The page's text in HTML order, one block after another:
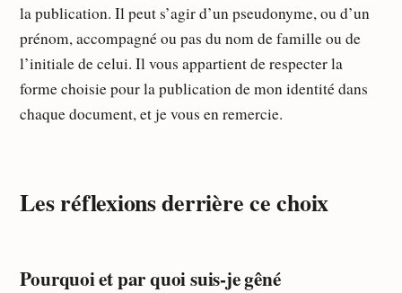
la publication. Il peut s’agir d’un pseudonyme, ou d’un
prénom, accompagné ou pas du nom de famille ou de
l’initiale de celui. Il vous appartient de respecter la
forme choisie pour la publication de mon identité dans
chaque document, et je vous en remercie.
Les réflexions derrière ce choix
Pourquoi et par quoi suis-je gêné